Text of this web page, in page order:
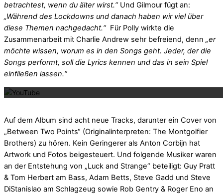
betrachtest, wenn du älter wirst.“Und Gilmour fügt an:
„Während des Lockdowns und danach haben wir viel über
diese Themen nachgedacht.“Für Polly wirkte die
Zusammenarbeit mit Charlie Andrew sehr befreiend, denn „er
möchte wissen, worum es in den Songs geht. Jeder, der die
Songs performt, soll die Lyrics kennen und das in sein Spiel
einfließen lassen.“
Mit dem
Auf dem Album sind acht neue Tracks, darunter ein Cover von
„Between Two Points“ (Originalinterpreten: The Montgolfier
Brothers) zu hören. Kein Geringerer als Anton Corbijn hat
Artwork und Fotos beigesteuert. Und folgende Musiker waren
an der Entstehung von „Luck and Strange“ beteiligt: Guy Pratt
& Tom Herbert am Bass, Adam Betts, Steve Gadd und Steve
DiStanislao am Schlagzeug sowie Rob Gentry & Roger Eno an